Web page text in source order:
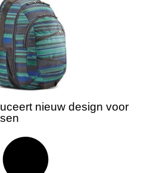
nieuw design voor